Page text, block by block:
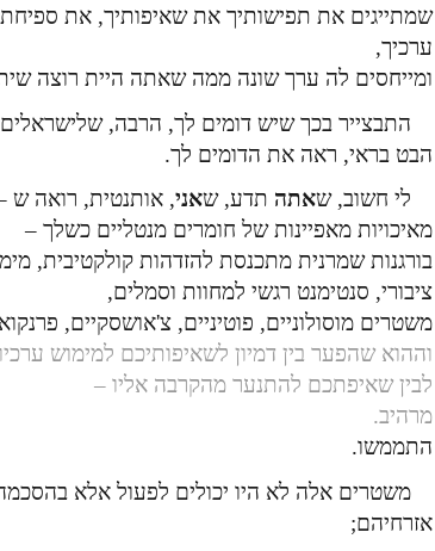
שמתייגים את תפישותיך את שאיפותיך, את
ערכיך,
ומייחסים לה ערך שונה ממה שאתה היית רוצה
התבצייר בכך שיש דומים לך, הרבה,
הבט בראי, ראה את הדומים לך.
לי חשוב, שאתה תדע, שאני, אותנטית, רואה ש
מאיכויות מאפיינות של חומרים מנטליים כשלך –
בורגנות שמרנית מתכנסת להזדהות קולקטיבית,
ציבורי, סנטימנט רגשי למחוות וסמלים,
משטרים מוסולוניים, פוטיניים, צ'אושסקיים,
וההוא שהפער בין דמיון לשאיפותיכם למימוש
לבין שאיפתכם להתנער מהקרבה אליו –
מרהיב.
התממשו.
משטרים אלה לא היו יכולים לפעול אלא
אזרחיהם;